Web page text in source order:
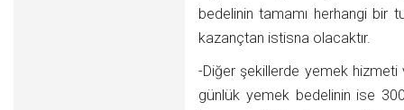
bedelinin tamamı herhangi bir
kazançtan istisna olacaktır.
-Diğer şekillerde yemek hizmeti
günlük yemek bedelinin ise